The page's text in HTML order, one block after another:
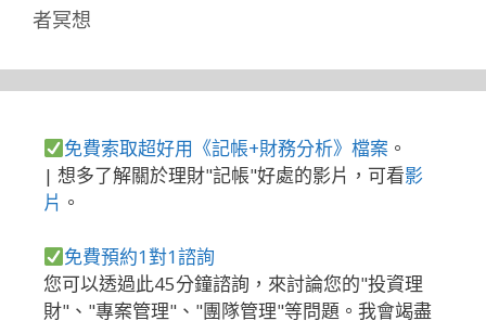
者冥想
免費索取超好用《記帳+財務分析》檔案 。
| 想多了解關於理財"記帳"好處的影片，可看影
片 。
免費預約1對1諮詢
您可以透過此45分鐘諮詢，來討論您的"投資理
財"、"專案管理"、"團隊管理"等問題。我會竭盡